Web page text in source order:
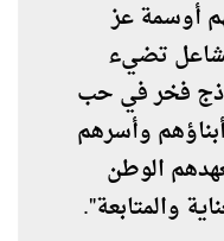
أوسمة عز
تضيء
فخر في حب
وأسرهم
الوطن
والمتابعة".